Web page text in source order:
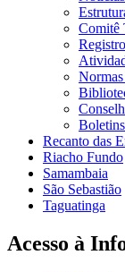
Comitê
Recanto das
Riacho Fundo
Samambaia
São Sebastião
Taguatinga
Acesso à